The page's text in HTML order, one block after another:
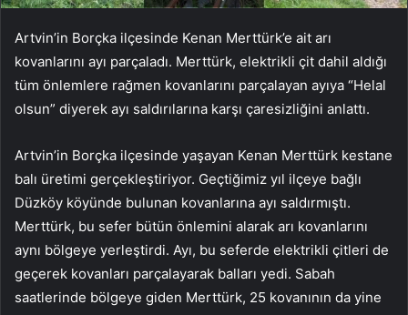
Artvin’in Borçka ilçesinde Kenan Merttürk’e ait arı
kovanlarını ayı parçaladı. Merttürk, elektrikli çit dahil aldığı
tüm önlemlere rağmen kovanlarını parçalayan ayıya “Helal
olsun” diyerek ayı saldırılarına karşı çaresizliğini anlattı.
Artvin’in Borçka ilçesinde yaşayan Kenan Merttürk kestane
balı üretimi gerçekleştiriyor. Geçtiğimiz yıl ilçeye bağlı
Düzköy köyünde bulunan kovanlarına ayı saldırmıştı.
Merttürk, bu sefer bütün önlemini alarak arı kovanlarını
aynı bölgeye yerleştirdi. Ayı, bu seferde elektrikli çitleri de
geçerek kovanları parçalayarak balları yedi. Sabah
saatlerinde bölgeye giden Merttürk, 25 kovanının da yine